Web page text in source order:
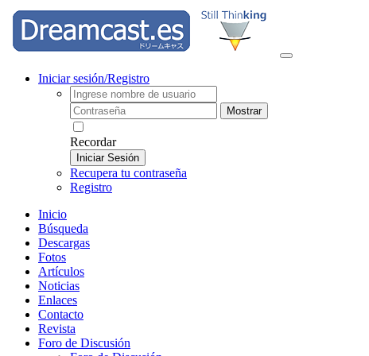
Iniciar sesión/Registro
Mostrar
Recordar
Iniciar Sesión
Recupera tu contraseña
Registro
Inicio
Búsqueda
Descargas
Fotos
Artículos
Noticias
Enlaces
Contacto
Revista
Foro de Discusión